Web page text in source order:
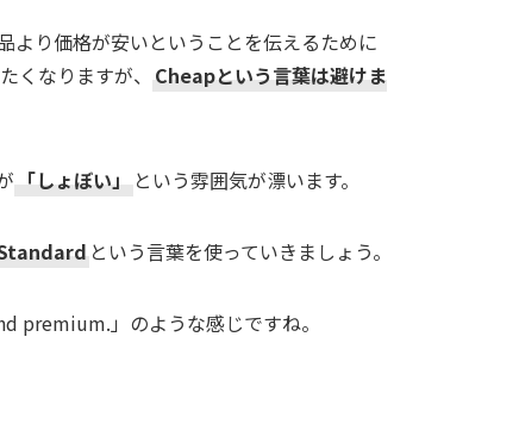
より価格が安いということを伝えるために
くなりますが、 Cheapという言葉は避けま
「しょぼい」 という雰囲気が漂います。
という言葉を使っていきましょう。
premium.」のような感じですね。